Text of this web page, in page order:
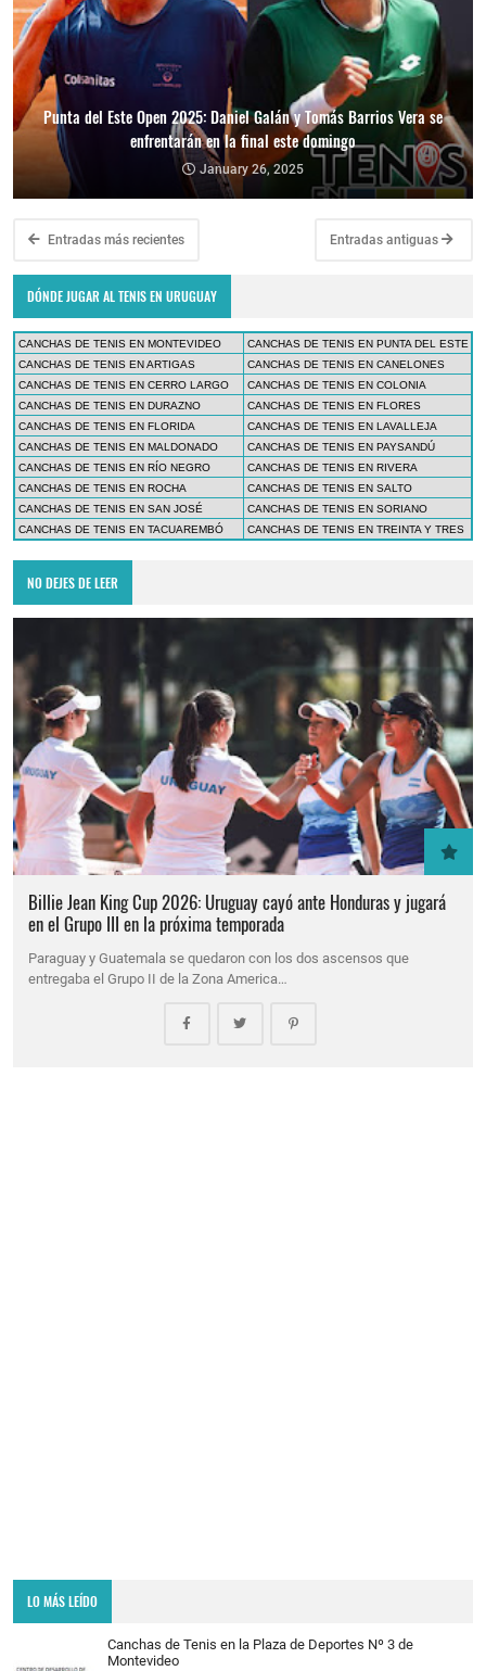
Punta del Este Open 2025: Daniel Galán y Tomás Barrios Vera se
enfrentarán en la final este domingo
January 26, 2025
Entradas más recientes Entradas antiguas
DÓNDE JUGAR AL TENIS EN URUGUAY
CANCHAS DE TENIS EN MONTEVIDEO
CANCHAS DE TENIS EN PUNTA DEL ESTE
CANCHAS DE TENIS EN ARTIGAS
CANCHAS DE TENIS EN CANELONES
CANCHAS DE TENIS EN CERRO LARGO
CANCHAS DE TENIS EN COLONIA
CANCHAS DE TENIS EN DURAZNO
CANCHAS DE TENIS EN FLORES
CANCHAS DE TENIS EN FLORIDA
CANCHAS DE TENIS EN LAVALLEJA
CANCHAS DE TENIS EN MALDONADO
CANCHAS DE TENIS EN PAYSANDÚ
CANCHAS DE TENIS EN RÍO NEGRO
CANCHAS DE TENIS EN RIVERA
CANCHAS DE TENIS EN ROCHA
CANCHAS DE TENIS EN SALTO
CANCHAS DE TENIS EN SAN JOSÉ
CANCHAS DE TENIS EN SORIANO
CANCHAS DE TENIS EN TACUAREMBÓ
CANCHAS DE TENIS EN TREINTA Y TRES
NO DEJES DE LEER
Billie Jean King Cup 2026: Uruguay cayó ante Honduras y jugará
en el Grupo III en la próxima temporada
Paraguay y Guatemala se quedaron con los dos ascensos que
entregaba el Grupo II de la Zona America…
LO MÁS LEÍDO
Canchas de Tenis en la Plaza de Deportes Nº 3 de
Montevideo